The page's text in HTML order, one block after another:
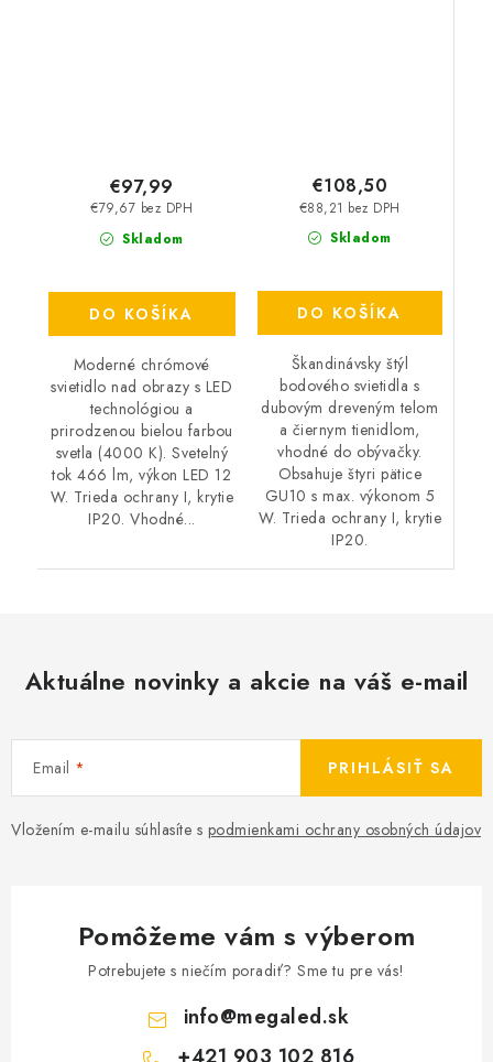
Skladom
€79,67 bez DPH
€97,99
DO KOŠÍKA
Moderné chrómové
svietidlo nad obrazy s LED
technológiou a
prirodzenou bielou farbou
svetla (4000 K). Svetelný
tok 466 lm, výkon LED 12
W. Trieda ochrany I, krytie
IP20. Vhodné...
Skladom
€88,21 bez DPH
€108,50
DO KOŠÍKA
Škandinávsky štýl
bodového svietidla s
dubovým dreveným telom
a čiernym tienidlom,
vhodné do obývačky.
Obsahuje štyri pätice
GU10 s max. výkonom 5
W. Trieda ochrany I, krytie
IP20.
Aktuálne novinky a akcie na váš e-mail
Email
Vložením e-mailu súhlasíte s podmienkami ochrany osobných údajov
PRIHLÁSIŤ SA
Pomôžeme vám s výberom
Potrebujete s niečím poradiť? Sme tu pre vás!
info@megaled.sk